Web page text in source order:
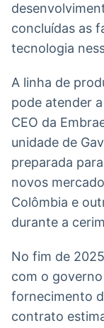
concluídas as
tecnologia
A linha de
pode atender
CEO da
unidade de
preparada
novos
Colômbia e
durante a
No fim de
com o
fornecimento
contrato